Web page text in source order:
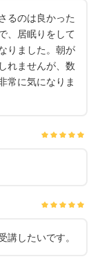
るのは良かった
、居眠りをして
りました。朝が
れませんが、数
常に気になりま
したいです。